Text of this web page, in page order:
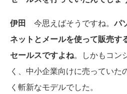
伊田 今思えばそうですね。パ
ネットとメールを使って販売す
セールスですよね。しかもコン
く、中小企業向けに売っていた
く斬新なモデルでした。